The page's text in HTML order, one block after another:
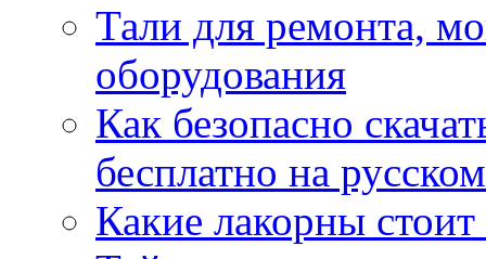
Тали для ремонта,
оборудования
Как безопасно
бесплатно на
Какие лакорны